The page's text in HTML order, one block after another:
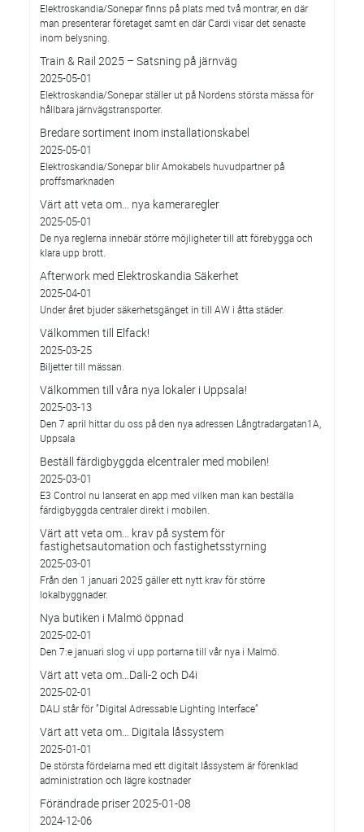
Elektroskandia/Sonepar finns på plats med två montrar, en där
man presenterar företaget samt en där Cardi visar det senaste
inom belysning.
Train & Rail 2025 – Satsning på järnväg
2025-05-01
Elektroskandia/Sonepar ställer ut på Nordens största mässa för
hållbara järnvägstransporter.
Bredare sortiment inom installationskabel
2025-05-01
Elektroskandia/Sonepar blir Amokabels huvudpartner på
proffsmarknaden
Värt att veta om... nya kameraregler
2025-05-01
De nya reglerna innebär större möjligheter till att förebygga och
klara upp brott.
Afterwork med Elektroskandia Säkerhet
2025-04-01
Under året bjuder säkerhetsgänget in till AW i åtta städer.
Välkommen till Elfack!
2025-03-25
Biljetter till mässan.
Välkommen till våra nya lokaler i Uppsala!
2025-03-13
Den 7 april hittar du oss på den nya adressen Långtradargatan1A,
Uppsala
Beställ färdigbyggda elcentraler med mobilen!
2025-03-01
E3 Control nu lanserat en app med vilken man kan beställa
färdigbyggda centraler direkt i mobilen.
Värt att veta om... krav på system för
fastighetsautomation och fastighetsstyrning
2025-03-01
Från den 1 januari 2025 gäller ett nytt krav för större
lokalbyggnader.
Nya butiken i Malmö öppnad
2025-02-01
Den 7:e januari slog vi upp portarna till vår nya i Malmö.
Värt att veta om…Dali-2 och D4i
2025-02-01
DALI står för ”Digital Adressable Lighting Interface”
Värt att veta om… Digitala låssystem
2025-01-01
De största fördelarna med ett digitalt låssystem är förenklad
administration och lägre kostnader
Förändrade priser 2025-01-08
2024-12-06